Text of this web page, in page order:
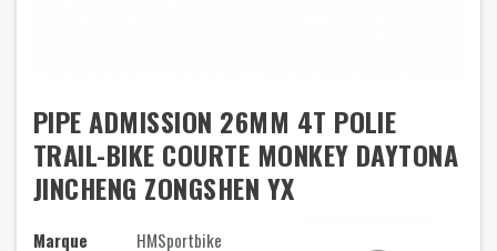
PIPE ADMISSION 26MM 4T POLIE
TRAIL-BIKE COURTE MONKEY DAYTONA
JINCHENG ZONGSHEN YX
Marque
HMSportbike